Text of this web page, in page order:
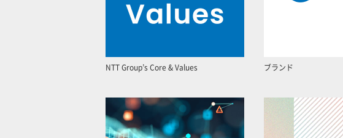
NTT Group’s Core & Values ブランド